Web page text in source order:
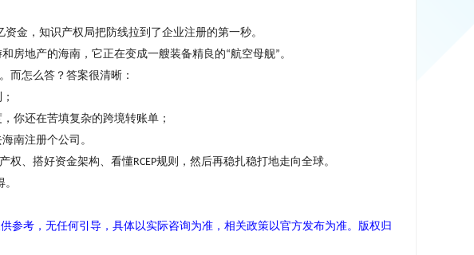
资金，知识产权局把防线拉到了企业注册的第一秒。
房地产的海南，它正在变成一艘装备精良的“航空母舰”。
。而怎么答？答案很清晰：
你还在苦填复杂的跨境转账单；
南注册个公司。
权、搭好资金架构、看懂RCEP规则，然后再稳扎稳打地走向全球。
参考，无任何引导，具体以实际咨询为准，相关政策以官方发布为准。版权归